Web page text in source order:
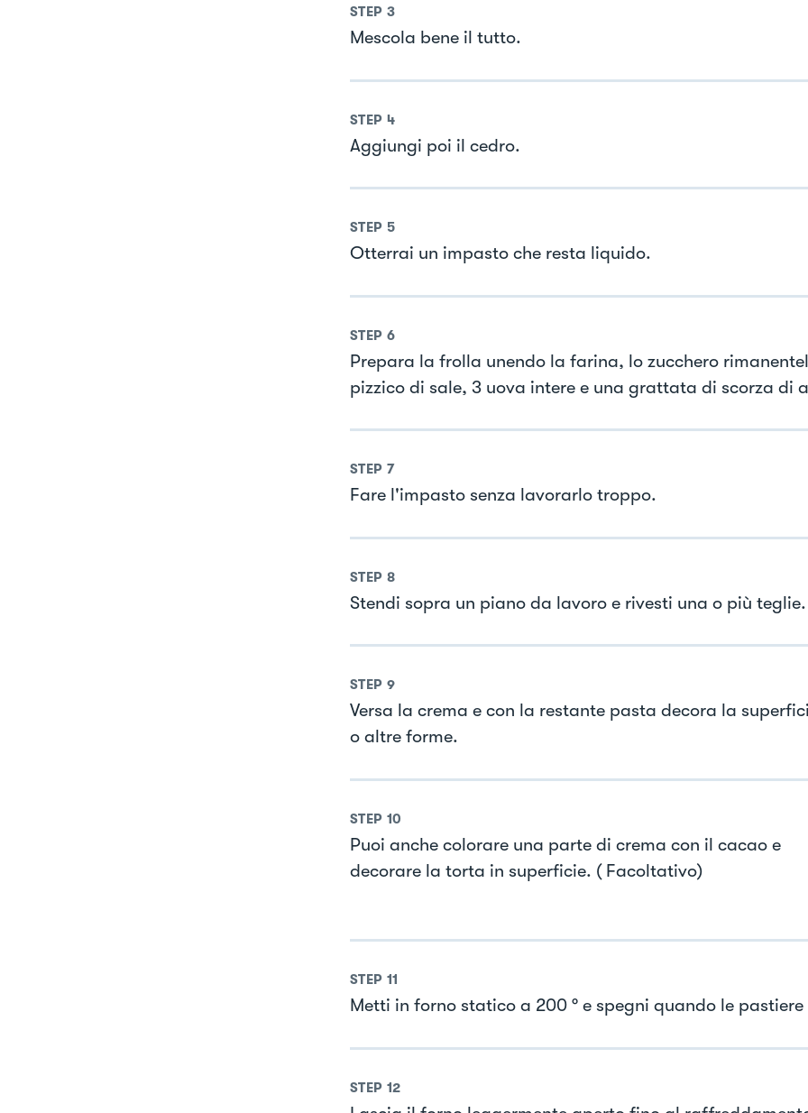
STEP 3
Mescola bene il tutto.
STEP 4
Aggiungi poi il cedro.
STEP 5
Otterrai un impasto che resta liquido.
STEP 6
Prepara la frolla unendo la farina, lo zucchero
pizzico di sale, 3 uova intere e una grattata di scorza di
STEP 7
Fare l'impasto senza lavorarlo troppo.
STEP 8
Stendi sopra un piano da lavoro e rivesti una o più teglie.
STEP 9
Versa la crema e con la restante pasta decora la
o altre forme.
STEP 10
Puoi anche colorare una parte di crema con il cacao e
decorare la torta in superficie. ( Facoltativo)
STEP 11
Metti in forno statico a 200 ° e spegni quando le
STEP 12